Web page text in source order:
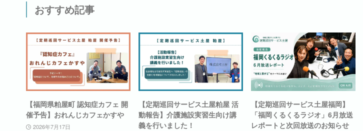
おすすめ記事
【福岡県粕屋町 認知症カフェ 開
催予告】おれんじカフェかすや
2026年7月17日
【定期巡回サービス土屋粕屋 活
動報告】介護施設実習生向け講
義を行いました！
【定期巡回サービス土屋福岡】
「福岡くるくるラジオ」6月放送
レポートと次回放送のお知らせ